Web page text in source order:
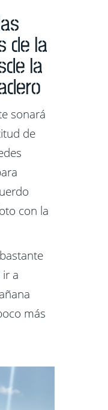
de la
la
sonará
de
con la
a
más